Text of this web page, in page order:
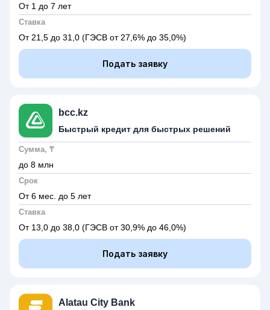
От 1 до 7 лет
Ставка
От 21,5 до 31,0 (ГЭСВ от 27,6% до 35,0%)
Подать заявку
bcc.kz
Быстрый кредит для быстрых решений
Сумма, ₸
до 8 млн
Срок
От 6 мес. до 5 лет
Ставка
От 13,0 до 38,0 (ГЭСВ от 30,9% до 46,0%)
Подать заявку
Alatau City Bank